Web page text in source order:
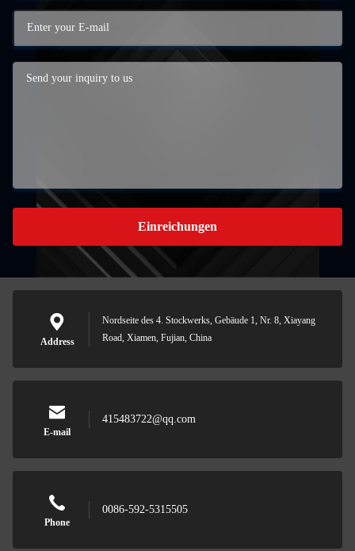
Einreichungen
Address
Nordseite des 4. Stockwerks, Gebäude 1, Nr. 8, Xiayang
Road, Xiamen, Fujian, China
E-mail
415483722@qq.com
Phone
0086-592-5315505